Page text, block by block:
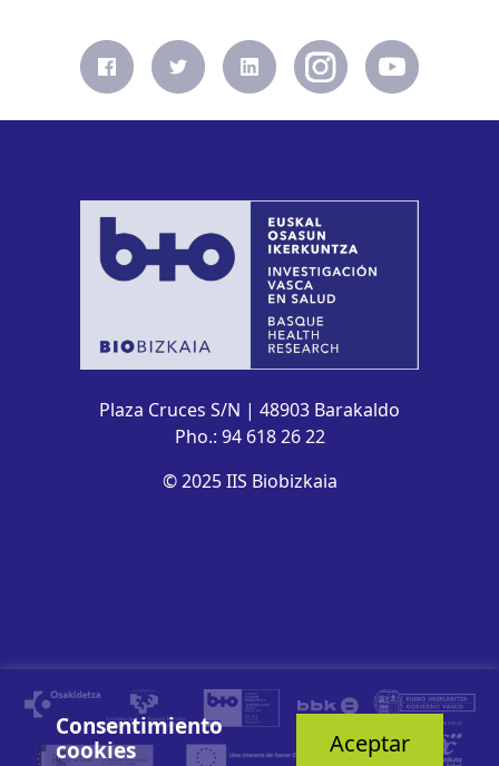
Plaza Cruces S/N | 48903 Barakaldo
Pho.: 94 618 26 22
© 2025 IIS Biobizkaia
Consentimiento
cookies
Aceptar